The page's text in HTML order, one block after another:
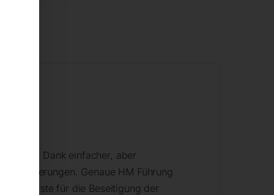
Dank einfacher, aber
Genaue HM Führung
Bürste für die Beseitigung der